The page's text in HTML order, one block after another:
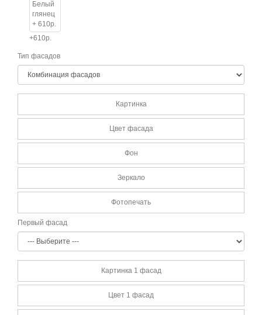
+610р.
Тип фасадов
Картинка
Цвет фасада
Фон
Зеркало
Фотопечать
Первый фасад
Картинка 1 фасад
Цвет 1 фасад